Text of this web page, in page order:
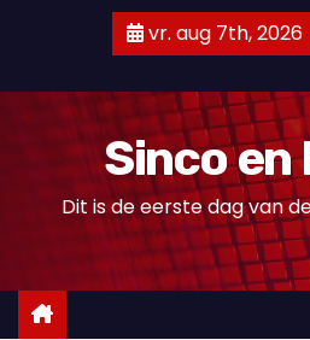
n
vr. aug 7th, 2026
Sinco en
Dit is de eerste dag van